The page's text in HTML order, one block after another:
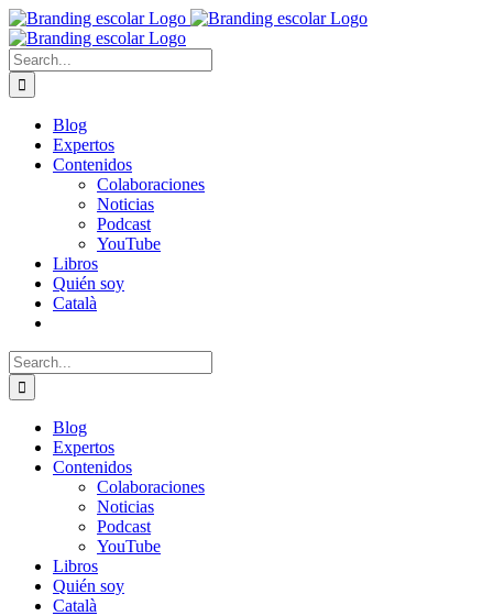
Skip
to
content
Search
for:
Blog
Expertos
Contenidos
Colaboraciones
Noticias
Podcast
YouTube
Libros
Quién soy
Català
Search
for:
Blog
Expertos
Contenidos
Colaboraciones
Noticias
Podcast
YouTube
Libros
Quién soy
Català